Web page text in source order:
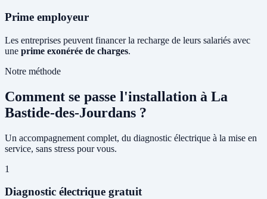
Prime employeur
Les entreprises peuvent financer la recharge de leurs salariés avec
une prime exonérée de charges.
Notre méthode
Comment se passe l'installation à La
Bastide-des-Jourdans ?
Un accompagnement complet, du diagnostic électrique à la mise en
service, sans stress pour vous.
1
Diagnostic électrique gratuit